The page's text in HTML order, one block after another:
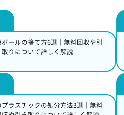
ボールの捨て方6選｜無料回収や引
取りについて詳しく解説
プラスチックの処分方法3選｜無料